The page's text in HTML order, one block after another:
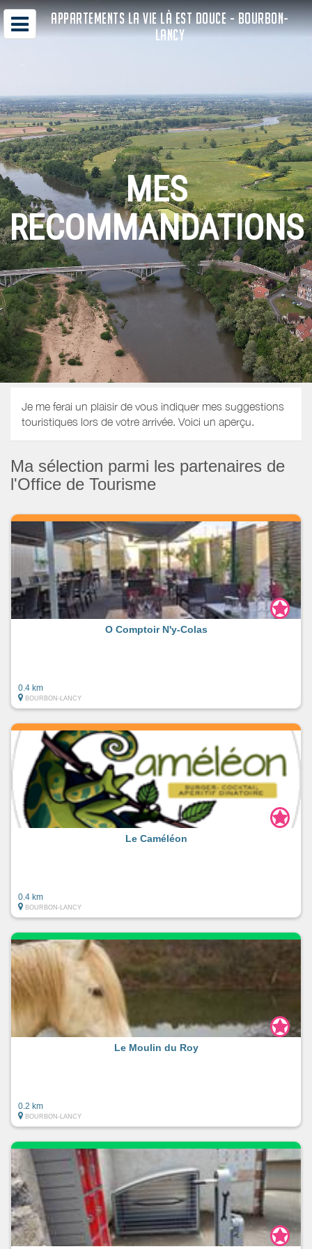
APPARTEMENTS LA VIE LÀ EST DOUCE - BOURBON-
LANCY
MES
RECOMMANDATIONS
Je me ferai un plaisir de vous indiquer mes suggestions
touristiques lors de votre arrivée. Voici un aperçu.
Ma sélection parmi les partenaires de
l'Office de Tourisme
O Comptoir N'y-Colas
0.4 km
BOURBON-LANCY
Le Caméléon
0.4 km
BOURBON-LANCY
Le Moulin du Roy
0.2 km
BOURBON-LANCY